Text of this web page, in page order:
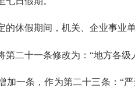
休假期间，机关、企业事业单
十一条修改为：“地方各级
一条，作为第二十三条：“严